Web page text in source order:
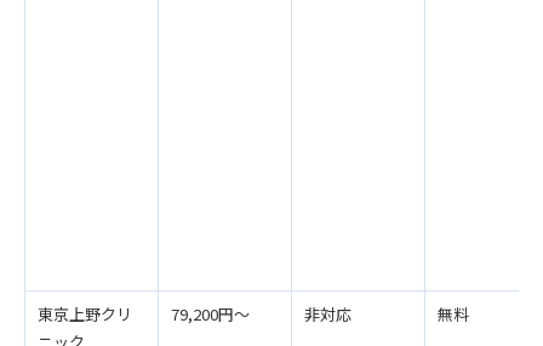
東京上野クリ
ニック
79,200円～ 非対応 無料